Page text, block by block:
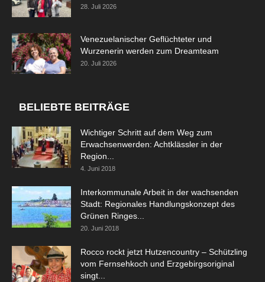
28. Juli 2026
Venezuelanischer Geflüchteter und
Wurzenerin werden zum Dreamteam
20. Juli 2026
BELIEBTE BEITRÄGE
Wichtiger Schritt auf dem Weg zum
Erwachsenwerden: Achtklässler in der
Region...
4. Juni 2018
Interkommunale Arbeit in der wachsenden
Stadt: Regionales Handlungskonzept des
Grünen Ringes...
20. Juni 2018
Rocco rockt jetzt Hutzencountry – Schützling
vom Fernsehkoch und Erzgebirgsoriginal
singt...